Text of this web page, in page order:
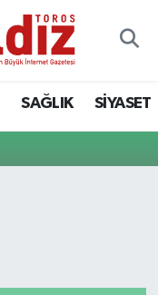
SAĞLIK SİYASET